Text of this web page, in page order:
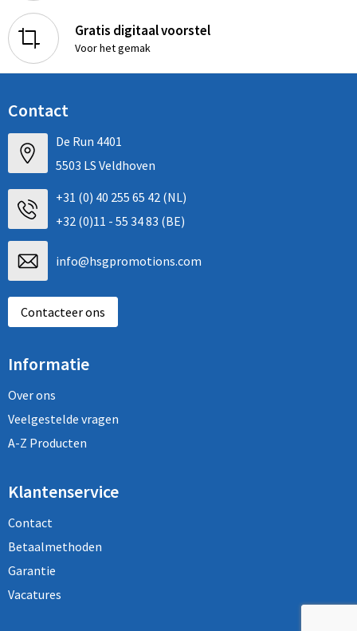
Gratis digitaal voorstel
Voor het gemak
Contact
De Run 4401
5503 LS Veldhoven
+31 (0) 40 255 65 42 (NL)
+32 (0)11 - 55 34 83 (BE)
info@hsgpromotions.com
Contacteer ons
Informatie
Over ons
Veelgestelde vragen
A-Z Producten
Klantenservice
Contact
Betaalmethoden
Garantie
Vacatures